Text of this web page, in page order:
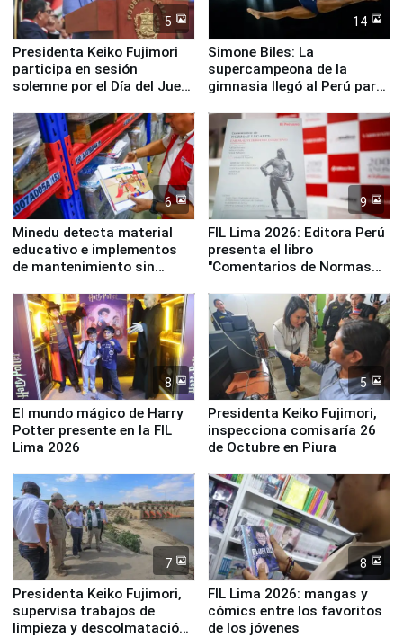
5
Presidenta Keiko Fujimori
participa en sesión
solemne por el Día del Juez
14
Simone Biles: La
supercampeona de la
gimnasia llegó al Perú para
Panamericanos Lima 2027
6
Minedu detecta material
educativo e implementos
de mantenimiento sin
la UGEL 2
9
FIL Lima 2026: Editora Perú
presenta el libro
"Comentarios de Normas
Derecho Colectivo"
8
El mundo mágico de Harry
Potter presente en la FIL
Lima 2026
5
Presidenta Keiko Fujimori,
inspecciona comisaría 26
de Octubre en Piura
7
Presidenta Keiko Fujimori,
supervisa trabajos de
limpieza y descolmatación
8
FIL Lima 2026: mangas y
cómics entre los favoritos
de los jóvenes